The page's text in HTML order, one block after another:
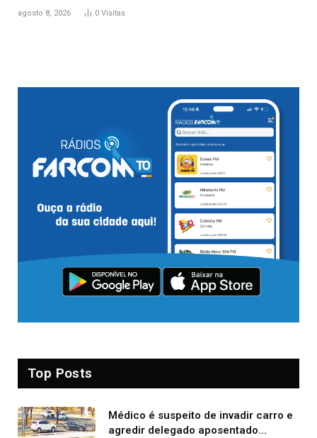
agosto 8, 2026 0 Visitas
Top Posts
Médico é suspeito de invadir carro e
agredir delegado aposentado